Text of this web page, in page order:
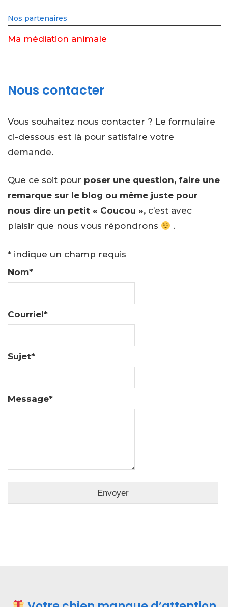
Nos partenaires
Ma médiation animale
Nous contacter
Vous souhaitez nous contacter ? Le formulaire
ci-dessous est là pour satisfaire votre
demande.
Que ce soit pour poser une question, faire une
remarque sur le blog ou même juste pour
nous dire un petit « Coucou », c’est avec
plaisir que nous vous répondrons
.
* indique un champ requis
Nom*
Courriel*
Sujet*
Message*